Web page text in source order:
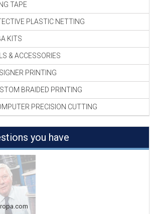
TAPE
PLASTIC NETTING
KITS
& ACCESSORIES
PRINTING
BRAIDED PRINTING
PRECISION CUTTING
you have